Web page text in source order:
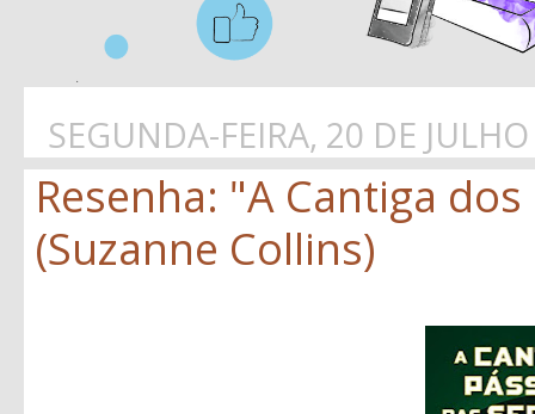
SEGUNDA-FEIRA, 20 DE
Resenha: "A Cantiga
(Suzanne Collins)